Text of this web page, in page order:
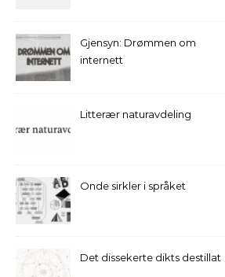
Gjensyn: Drømmen om
internett
Litterær naturavdeling
Onde sirkler i språket
Det dissekerte dikts destillat